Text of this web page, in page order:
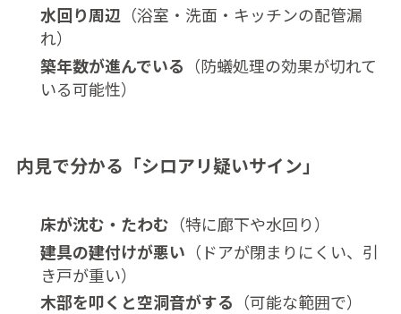
水回り周辺 （浴室・洗面・キッチンの配管漏
れ）
築年数が進んでいる （防蟻処理の効果が切れて
いる可能性）
内見で分かる「シロアリ疑いサイン」
床が沈む・たわむ （特に廊下や水回り）
建具の建付けが悪い （ドアが閉まりにくい、引
き戸が重い）
木部を叩くと空洞音がする （可能な範囲で）